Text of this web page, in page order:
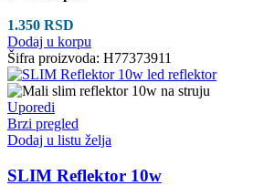
1.350 RSD
Dodaj u korpu
Šifra proizvoda: H77373911
Uporedi
Brzi pregled
Dodaj u listu želja
SLIM Reflektor 10w